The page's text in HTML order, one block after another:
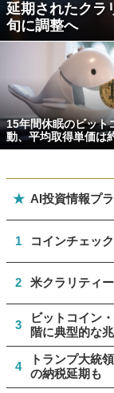
延期されたクラ
旬に調整へ
15年間休眠のビット
動、平均取得単価は
★ AI投資情報プ
1 コインチェッ
2 米クラリティ
3
ビットコイン
階に典型的な
4
トランプ大統
の納税延期も